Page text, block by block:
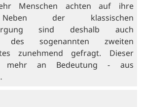
Menschen achten auf ihre
Neben der klassischen
sind deshalb auch
des sogenannten zweiten
zunehmend gefragt. Dieser
mehr an Bedeutung - aus